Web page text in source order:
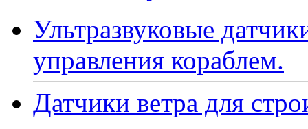
Ультразвуковые
управления кораблем.
Датчики ветра для